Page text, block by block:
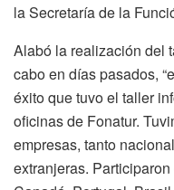
la Secretaría de la
Alabó la realización del
cabo en días pasados,
éxito que tuvo el taller
oficinas de Fonatur.
empresas, tanto
extranjeras.